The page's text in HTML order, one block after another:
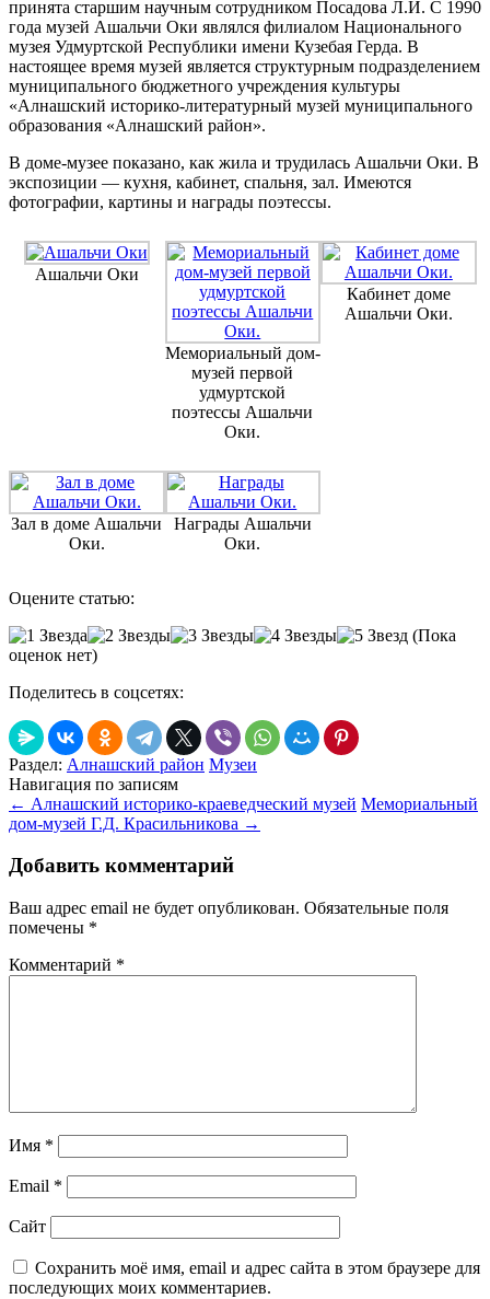
принята старшим научным сотрудником Посадова Л.И. С 1990
года музей Ашальчи Оки являлся филиалом Национального
музея Удмуртской Республики имени Кузебая Герда. В
настоящее время музей является структурным подразделением
муниципального бюджетного учреждения культуры
«Алнашский историко-литературный музей муниципального
образования «Алнашский район».
В доме-музее показано, как жила и трудилась Ашальчи Оки. В
экспозиции — кухня, кабинет, спальня, зал. Имеются
фотографии, картины и награды поэтессы.
Ашальчи Оки
Мемориальный дом-
музей первой
удмуртской
поэтессы Ашальчи
Оки.
Кабинет доме
Ашальчи Оки.
Зал в доме Ашальчи
Оки.
Награды Ашальчи
Оки.
Оцените статью:
(Пока
оценок нет)
Поделитесь в соцсетях:
Раздел: Алнашский район Музеи
Навигация по записям
← Алнашский историко-краеведческий музей Мемориальный
дом-музей Г.Д. Красильникова →
Добавить комментарий
Ваш адрес email не будет опубликован. Обязательные поля
помечены *
Комментарий *
Имя *
Email *
Сайт
Сохранить моё имя, email и адрес сайта в этом браузере для
последующих моих комментариев.